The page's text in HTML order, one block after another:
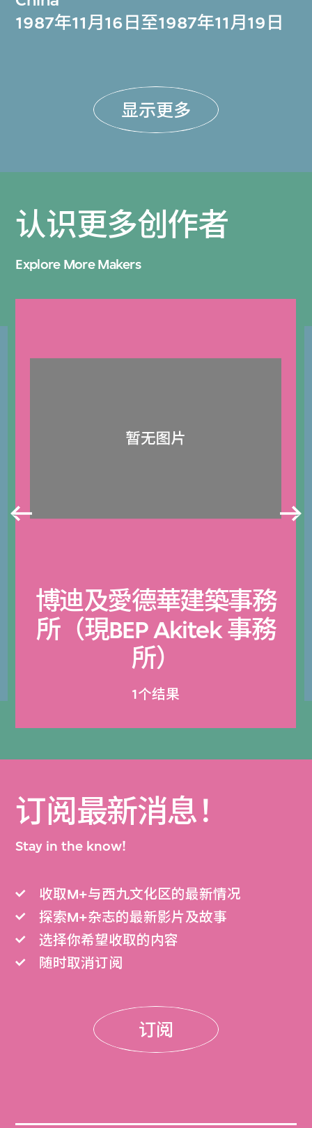
1987年11月16日至1987年11月19日
显示更多
认识更多创作者
Explore More Makers
博迪及愛德華建築事務
所（現BEP Akitek 事務
所）
1个结果
订阅最新消息！
Stay in the know!
收取M+与西九文化区的最新情况
探索M+杂志的最新影片及故事
选择你希望收取的内容
随时取消订阅
订阅